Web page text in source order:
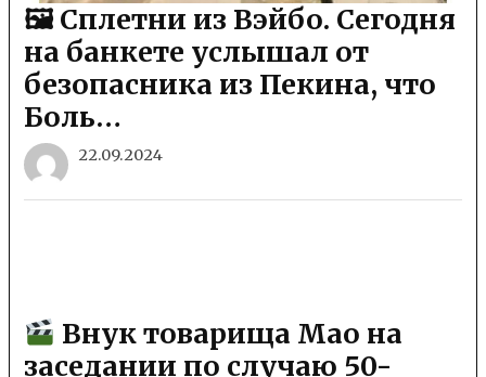
🖼 Сплетни из Вэйбо. Сегодня
на банкете услышал от
безопасника из Пекина, что
Боль…
22.09.2024
Внук товарища Мао на
заседании по случаю 50-